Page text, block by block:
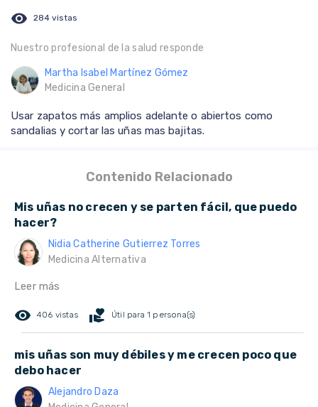
visibility 284 vistas
Nuestro profesional de la salud responde
Martha Isabel Martínez Gómez
Medicina General
Usar zapatos más amplios adelante o abiertos como
sandalias y cortar las uñas mas bajitas.
Contenido Relacionado
Mis uñas no crecen y se parten fácil, que puedo
hacer?
Nidia Catherine Gutierrez Torres
Medicina Alternativa
Leer más
remove_red_eye 406 vistas volunteer_activism Útil para 1 persona(s)
mis uñas son muy débiles y me crecen poco que
debo hacer
Alejandro Daza